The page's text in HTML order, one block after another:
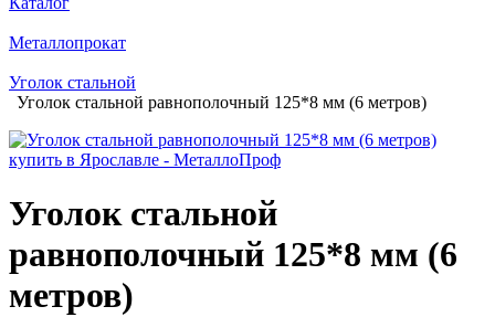
Металлопрокат
Уголок стальной
Уголок стальной равнополочный 125*8 мм (6 метров)
Уголок стальной
равнополочный 125*8 мм (6
метров)